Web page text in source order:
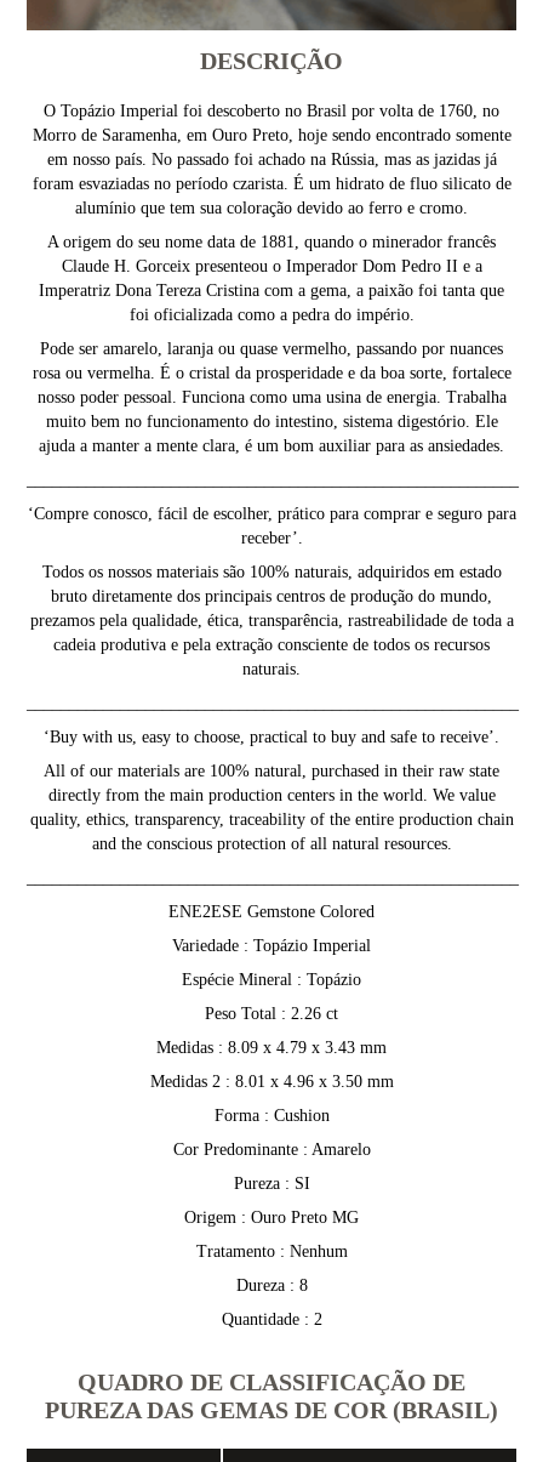
DESCRIÇÃO
O Topázio Imperial foi descoberto no Brasil por volta de 1760, no
Morro de Saramenha, em Ouro Preto, hoje sendo encontrado somente
em nosso país. No passado foi achado na Rússia, mas as jazidas já
foram esvaziadas no período czarista. É um hidrato de fluo silicato de
alumínio que tem sua coloração devido ao ferro e cromo.
A origem do seu nome data de 1881, quando o minerador francês
Claude H. Gorceix presenteou o Imperador Dom Pedro II e a
Imperatriz Dona Tereza Cristina com a gema, a paixão foi tanta que
foi oficializada como a pedra do império.
Pode ser amarelo, laranja ou quase vermelho, passando por nuances
rosa ou vermelha. É o cristal da prosperidade e da boa sorte, fortalece
nosso poder pessoal. Funciona como uma usina de energia. Trabalha
muito bem no funcionamento do intestino, sistema digestório. Ele
ajuda a manter a mente clara, é um bom auxiliar para as ansiedades.
‘Compre conosco, fácil de escolher, prático para comprar e seguro para
receber’.
Todos os nossos materiais são 100% naturais, adquiridos em estado
bruto diretamente dos principais centros de produção do mundo,
prezamos pela qualidade, ética, transparência, rastreabilidade de toda a
cadeia produtiva e pela extração consciente de todos os recursos
naturais.
‘Buy with us, easy to choose, practical to buy and safe to receive’.
All of our materials are 100% natural, purchased in their raw state
directly from the main production centers in the world. We value
quality, ethics, transparency, traceability of the entire production chain
and the conscious protection of all natural resources.
ENE2ESE Gemstone Colored
Variedade : Topázio Imperial
Espécie Mineral : Topázio
Peso Total : 2.26 ct
Medidas : 8.09 x 4.79 x 3.43 mm
Medidas 2 : 8.01 x 4.96 x 3.50 mm
Forma : Cushion
Cor Predominante : Amarelo
Pureza : SI
Origem : Ouro Preto MG
Tratamento : Nenhum
Dureza : 8
Quantidade : 2
QUADRO DE CLASSIFICAÇÃO DE
PUREZA DAS GEMAS DE COR (BRASIL)